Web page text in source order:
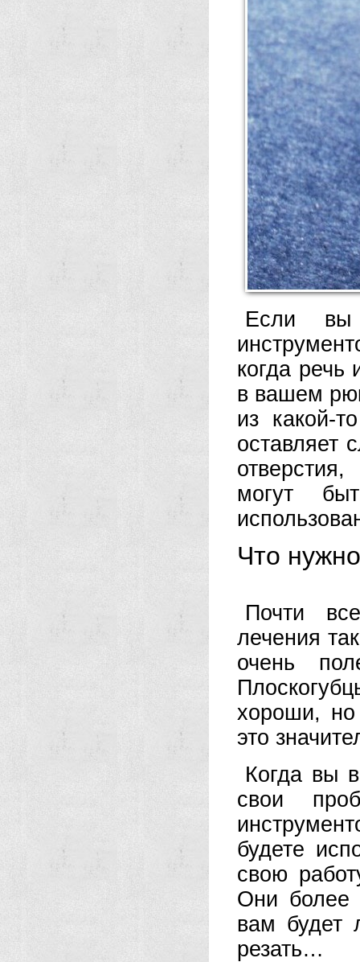
Если вы
когда
в вашем
из какой-
оставляет
могут
Что
Почти
лечения
очень
хороши,
это
Когда вы
свои
будете
свою
Они более
вам будет
резать…